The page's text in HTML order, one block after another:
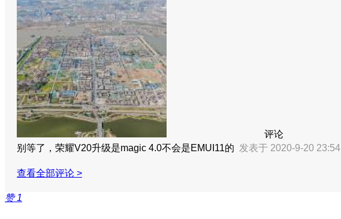
评论
别等了，荣耀V20升级是magic 4.0不会是EMUI11的 发表于 2020-9-20 23:54
查看全部评论 >
赞1